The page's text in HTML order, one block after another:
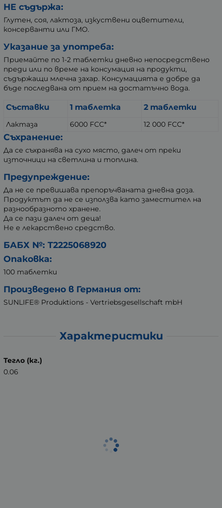
НЕ съдържа:
Глутен, соя, лактоза, изкуствени оцветители,
консерванти или ГМО.
Указание за употреба:
Приемайте по 1-2 таблетки дневно непосредствено
преди или по време на консумация на продукти,
съдържащи млечна захар. Консумацията е добре да
бъде последвана от прием на достатъчно вода.
Съставки 1 таблетка 2 таблетки
Лактаза 6000 FCC* 12 000 FCC*
Съхранение:
Да се съхранява на сухо място, далеч от преки
източници на светлина и топлина.
Предупреждение:
Да не се превишава препоръчваната дневна доза.
Продуктът да не се използва като заместител на
разнообразното хранене.
Да се пази далеч от деца!
Не е лекарствено средство.
БАБХ №: Т2225068920
Опаковка:
100 таблетки
Произведено в Германия от:
SUNLIFE® Produktions - Vertriebsgesellschaft mbH
Характеристики
Тегло (кг.)
0.06